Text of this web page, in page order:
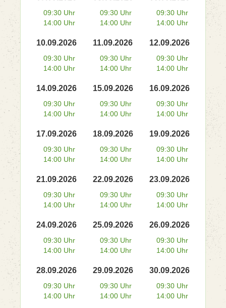
09:30 Uhr
14:00 Uhr
09:30 Uhr
14:00 Uhr
09:30 Uhr
14:00 Uhr
10.09.2026
09:30 Uhr
14:00 Uhr
11.09.2026
09:30 Uhr
14:00 Uhr
12.09.2026
09:30 Uhr
14:00 Uhr
14.09.2026
09:30 Uhr
14:00 Uhr
15.09.2026
09:30 Uhr
14:00 Uhr
16.09.2026
09:30 Uhr
14:00 Uhr
17.09.2026
09:30 Uhr
14:00 Uhr
18.09.2026
09:30 Uhr
14:00 Uhr
19.09.2026
09:30 Uhr
14:00 Uhr
21.09.2026
09:30 Uhr
14:00 Uhr
22.09.2026
09:30 Uhr
14:00 Uhr
23.09.2026
09:30 Uhr
14:00 Uhr
24.09.2026
09:30 Uhr
14:00 Uhr
25.09.2026
09:30 Uhr
14:00 Uhr
26.09.2026
09:30 Uhr
14:00 Uhr
28.09.2026
09:30 Uhr
14:00 Uhr
29.09.2026
09:30 Uhr
14:00 Uhr
30.09.2026
09:30 Uhr
14:00 Uhr